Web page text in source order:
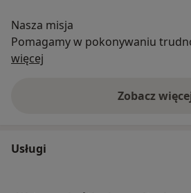
Nasza misja
Pomagamy w pokonywaniu
pogorszeniem w codziennym
pomoc psychologiczną i
najważniejsza jest dla nas
każdego pacjenta i klienta
więcej
Zobacz
Usługi